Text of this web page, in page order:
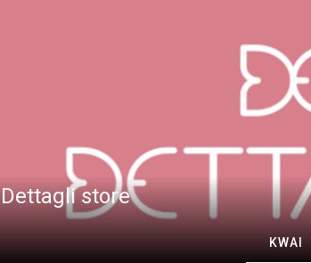
Dettagli store
KWAI